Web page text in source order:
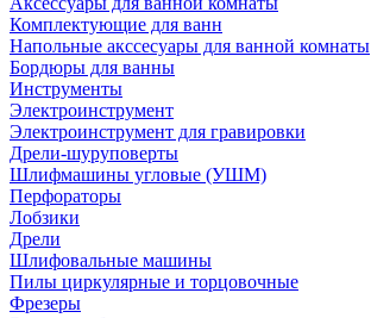
Комплектующие для ванн
Напольные акссесуары для ванной комнаты
Бордюры для ванны
Инструменты
Электроинструмент
Электроинструмент для гравировки
Дрели-шуруповерты
Шлифмашины угловые (УШМ)
Перфораторы
Лобзики
Дрели
Шлифовальные машины
Пилы циркулярные и торцовочные
Фрезеры